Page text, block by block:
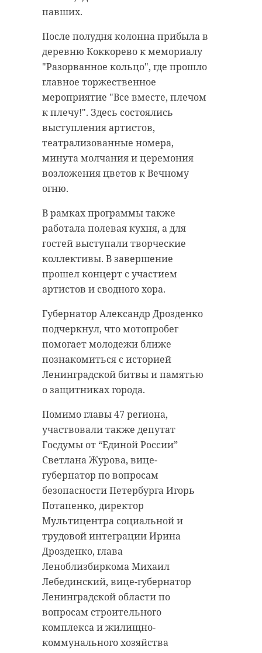
павших.
После полудня колонна прибыла в
деревню Коккорево к мемориалу
"Разорванное кольцо", где прошло
главное торжественное
мероприятие "Все вместе, плечом
к плечу!". Здесь состоялись
выступления артистов,
театрализованные номера,
минута молчания и церемония
возложения цветов к Вечному
огню.
В рамках программы также
работала полевая кухня, а для
гостей выступали творческие
коллективы. В завершение
прошел концерт с участием
артистов и сводного хора.
Губернатор Александр Дрозденко
подчеркнул, что мотопробег
помогает молодежи ближе
познакомиться с историей
Ленинградской битвы и памятью
о защитниках города.
Помимо главы 47 региона,
участвовали также депутат
Госдумы от “Единой России”
Светлана Журова, вице-
губернатор по вопросам
безопасности Петербурга Игорь
Потапенко, директор
Мультицентра социальной и
трудовой интеграции Ирина
Дрозденко, глава
Леноблизбиркома Михаил
Лебединский, вице-губернатор
Ленинградской области по
вопросам строительного
комплекса и жилищно-
коммунального хозяйства